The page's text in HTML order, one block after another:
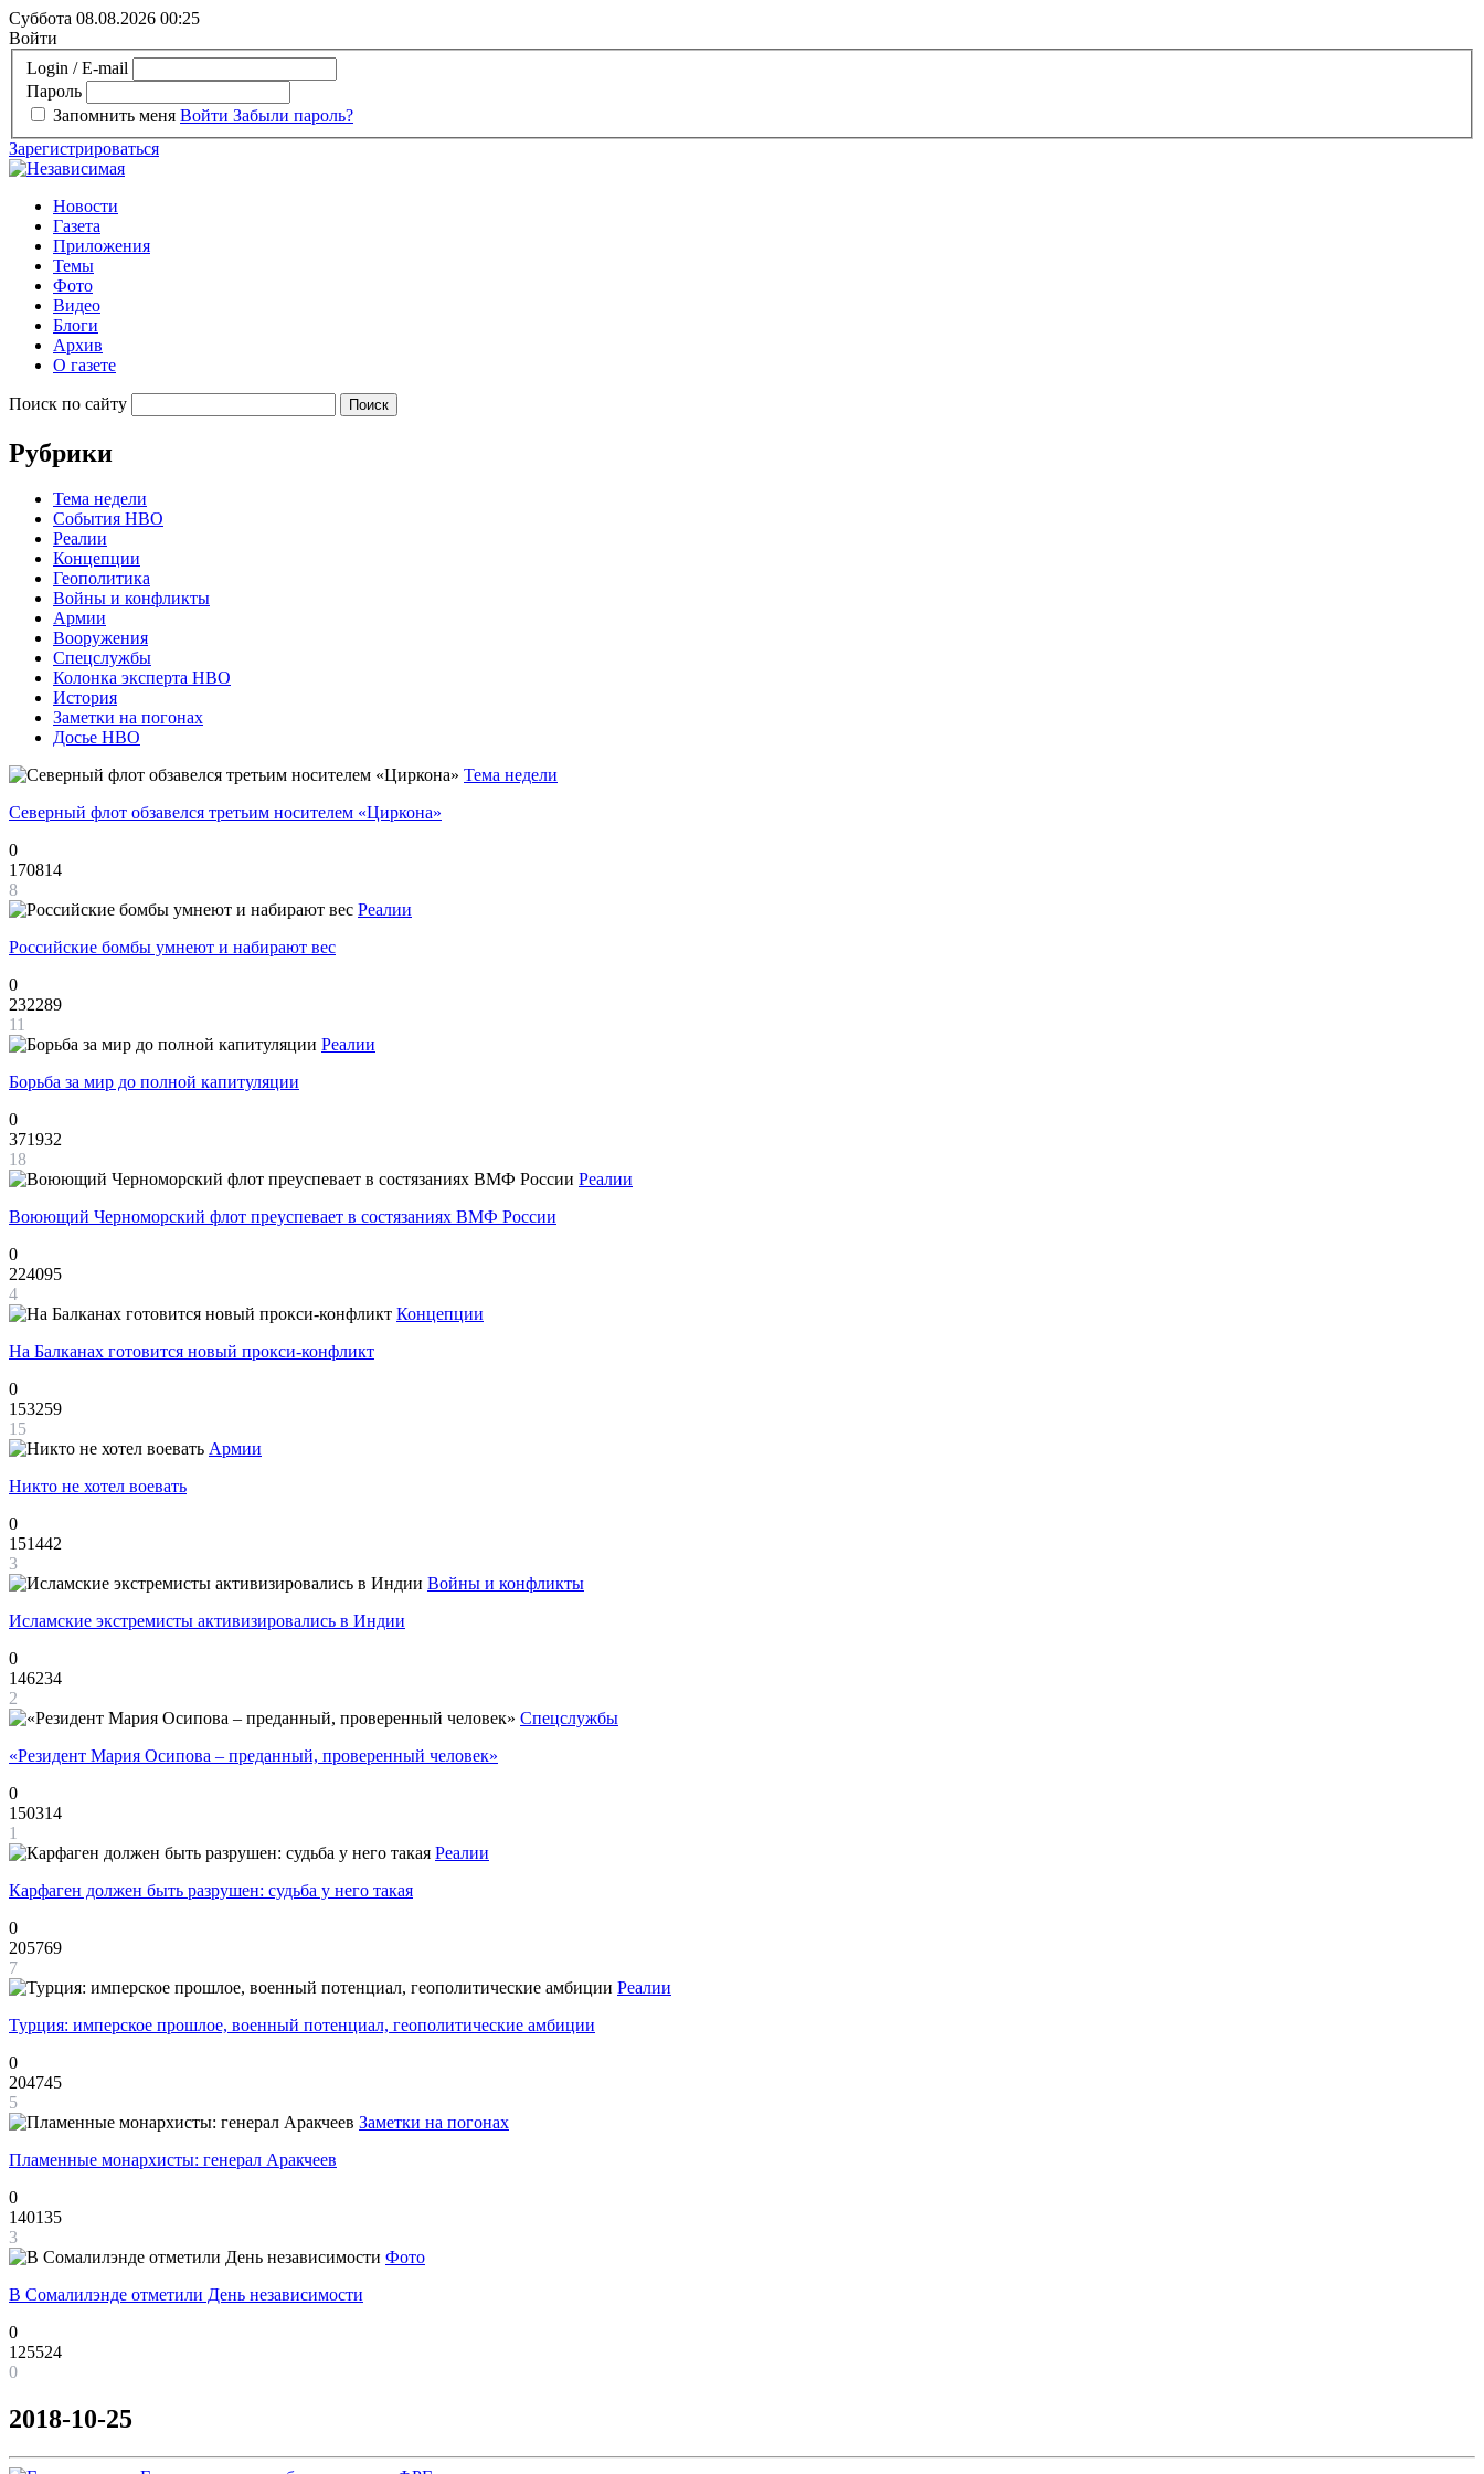
Суббота 08.08.2026 00:25
Войти
Login / E-mail
Пароль
Запомнить меня Войти Забыли пароль?
Зарегистрироваться
Новости
Газета
Приложения
Темы
Фото
Видео
Блоги
Архив
О газете
Поиск по сайту
Рубрики
Тема недели
События НВО
Реалии
Концепции
Геополитика
Войны и конфликты
Армии
Вооружения
Спецслужбы
Колонка эксперта НВО
История
Заметки на погонах
Досье НВО
Тема недели
Северный флот обзавелся третьим носителем «Циркона»
0
170814
8
Реалии
Российские бомбы умнеют и набирают вес
0
232289
11
Реалии
Борьба за мир до полной капитуляции
0
371932
18
Реалии
Воюющий Черноморский флот преуспевает в состязаниях ВМФ России
0
224095
4
Концепции
На Балканах готовится новый прокси-конфликт
0
153259
15
Армии
Никто не хотел воевать
0
151442
3
Войны и конфликты
Исламские экстремисты активизировались в Индии
0
146234
2
Спецслужбы
«Резидент Мария Осипова – преданный, проверенный человек»
0
150314
1
Реалии
Карфаген должен быть разрушен: судьба у него такая
0
205769
7
Реалии
Турция: имперское прошлое, военный потенциал, геополитические амбиции
0
204745
5
Заметки на погонах
Пламенные монархисты: генерал Аракчеев
0
140135
3
Фото
В Сомалилэнде отметили День независимости
0
125524
0
2018-10-25